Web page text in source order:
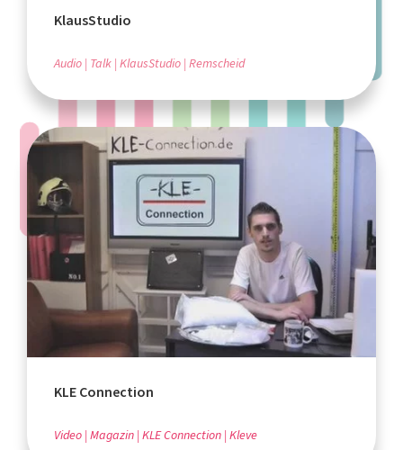
KlausStudio
Audio Talk KlausStudio Remscheid
KLE Connection
Video Magazin KLE Connection Kleve